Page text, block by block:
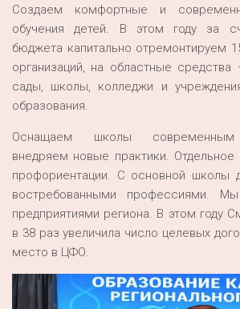
Создаем комфортные и
обучения детей. В этом году за
бюджета капитально отремонтируем
организаций, на областные
сады, школы, колледжи и
образования.
Оснащаем школы современным
внедряем новые практики.
профориентации. С основной школы
востребованными профессиями.
предприятиями региона. В этом году
в 38 раз увеличила число целевых
место в ЦФО.